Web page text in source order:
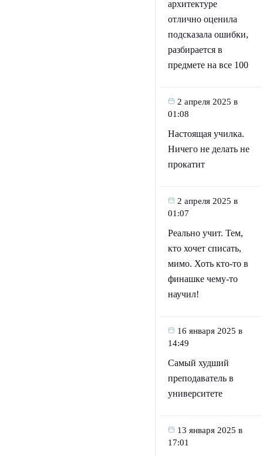
архитектуре
отлично оценила
подсказала ошибки,
разбирается в
предмете на все 100
2 апреля 2025 в
01:08
Настоящая училка.
Ничего не делать не
прокатит
2 апреля 2025 в
01:07
Реально учит. Тем,
кто хочет списать,
мимо. Хоть кто-то в
финашке чему-то
научил!
16 января 2025 в
14:49
Самый худший
преподаватель в
университете
13 января 2025 в
17:01